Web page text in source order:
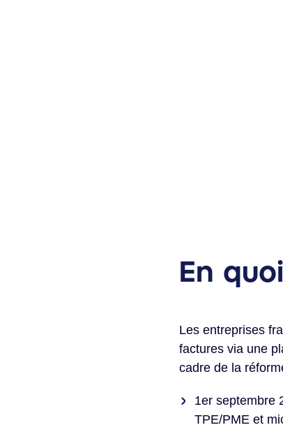
En
Les entreprises
factures via une
cadre de la
1er septembre
TPE/PME et